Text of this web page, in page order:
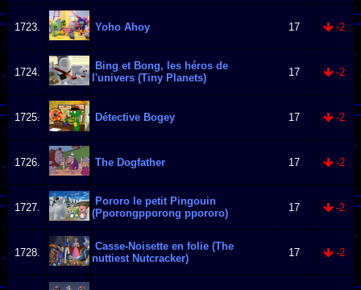
1723. Yoho Ahoy 17 -2
1724.
Bing et Bong, les héros de
l'univers (Tiny Planets)
17 -2
1725. Détective Bogey 17 -2
1726. The Dogfather 17 -2
1727.
Pororo le petit Pingouin
(Pporongpporong ppororo)
17 -2
1728.
Casse-Noisette en folie (The
nuttiest Nutcracker)
17 -2